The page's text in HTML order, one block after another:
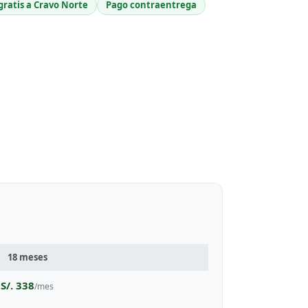
a Cravo Norte Pago contraentrega
18 meses
S/. 338/mes